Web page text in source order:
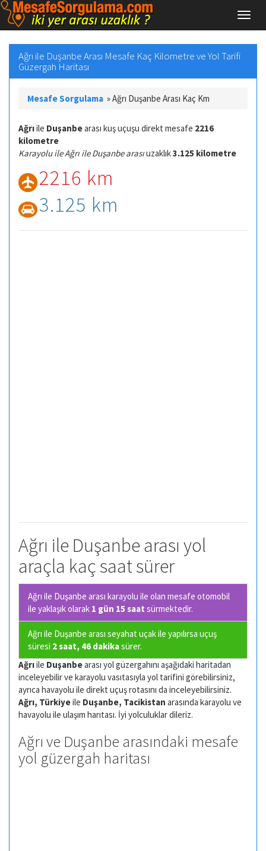
Ağrı ile Duşanbe Arası Mesafe Kaç Kilometre ve Yol Tarifi
Güzergah Haritası
Mesafe Sorgulama »Ağrı Duşanbe Arası Kaç Km
Ağrıile Duşanbearası kuş uçuşu direkt mesafe 2216
kilometre
Karayolu ile Ağrı ile Duşanbe arasıuzaklık3.125 kilometre
2216 km
3.125 km
Ağrı ile Duşanbe arası yol
araçla kaç saat sürer
Ağrı ile Duşanbe arası karayolu ile olan mesafe otomobil
ile yaklaşık olarak 1 gün 15 saat sürmektedir.
Ağrı ile Duşanbe arası seyahat uçak ile yapılırsa uçuş
süresi 2 saat, 46 dakikasürer.
Ağrıile Duşanbearası yol güzergahını aşağıdaki haritadan
inceleyebilir ve karayolu vasıtasıyla yol tarifini görebilirsiniz,
ayrıca havayolu ile direkt uçuş rotasını da inceleyebilirsiniz.
Ağrı, Türkiyeile Duşanbe, Tacikistan arasında karayolu ve
havayolu ile ulaşım harıtası. İyi yolculuklar dileriz.
Ağrı ve Duşanbe arasındaki mesafe
yol güzergah haritası